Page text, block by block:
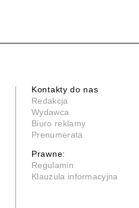
Kontakty do nas
Redakcja
Wydawca
Biuro reklamy
Prenumerata
Prawne:
Regulamin
Klauzula informacyjna